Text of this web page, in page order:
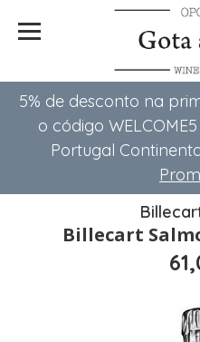
5% de desconto na
o código
Portugal
Billecart